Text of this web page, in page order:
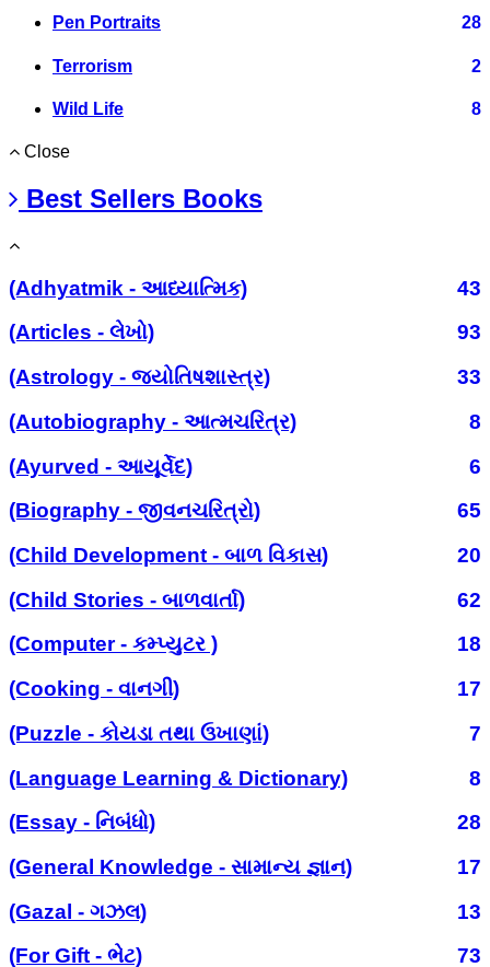
Pen Portraits 28
Terrorism 2
Wild Life 8
Close
Best Sellers Books
(Adhyatmik - આધ્યાત્મિક)
43
(Articles - લેખો)
93
(Astrology - જ્યોતિષશાસ્ત્ર)
33
(Autobiography - આત્મચરિત્ર)
8
(Ayurved - આયૂર્વેદ)
6
(Biography - જીવનચરિત્રો)
65
(Child Development - બાળ વિકાસ)
20
(Child Stories - બાળવાર્તા)
62
(Computer - કમ્પ્યુટર )
18
(Cooking - વાનગી)
17
(Puzzle - કોયડા તથા ઉખાણાં)
7
(Language Learning & Dictionary)
8
(Essay - નિબંધો)
28
(General Knowledge - સામાન્ય જ્ઞાન)
17
(Gazal - ગઝલ)
13
(For Gift - ભેટ)
73